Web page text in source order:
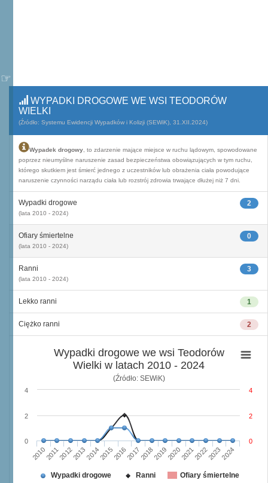
WYPADKI DROGOWE WE WSI TEODORÓW
WIELKI
(Źródło: Systemu Ewidencji Wypadków i Kolizji (SEWiK), 31.XII.2024)
Wypadek drogowy , to zdarzenie mające miejsce w ruchu lądowym, spowodowane
poprzez nieumyślne naruszenie zasad bezpieczeństwa obowiązujących w tym ruchu,
którego skutkiem jest śmierć jednego z uczestników lub obrażenia ciała powodujące
naruszenie czynności narządu ciała lub rozstrój zdrowia trwające dłużej niż 7 dni.
2
Wypadki drogowe
(lata 2010 - 2024)
0
Ofiary śmiertelne
(lata 2010 - 2024)
3
Ranni
(lata 2010 - 2024)
1
Lekko ranni
2
Ciężko ranni
Wypadki drogowe we wsi Teodorów
Wielki w latach 2010 - 2024
(Źródło: SEWiK)
201020112012201320142015201620172018201920202021202220232024
0
2
4
0
2
4
Wypadki drogowe Ranni Ofiary śmiertelne